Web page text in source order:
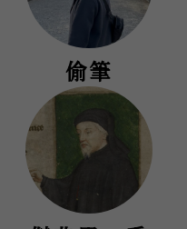
偷筆